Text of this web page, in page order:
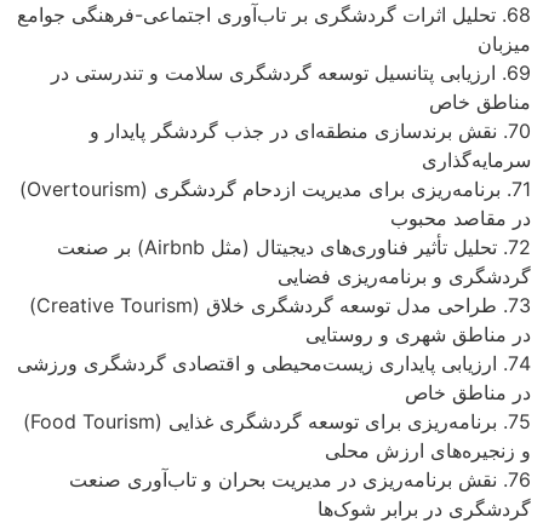
68. تحلیل اثرات گردشگری بر تاب‌آوری اجتماعی-فرهنگی جوامع
میزبان
69. ارزیابی پتانسیل توسعه گردشگری سلامت و تندرستی در
مناطق خاص
70. نقش برندسازی منطقه‌ای در جذب گردشگر پایدار و
سرمایه‌گذاری
71. برنامه‌ریزی برای مدیریت ازدحام گردشگری (Overtourism)
در مقاصد محبوب
72. تحلیل تأثیر فناوری‌های دیجیتال (مثل Airbnb) بر صنعت
گردشگری و برنامه‌ریزی فضایی
73. طراحی مدل توسعه گردشگری خلاق (Creative Tourism)
در مناطق شهری و روستایی
74. ارزیابی پایداری زیست‌محیطی و اقتصادی گردشگری ورزشی
در مناطق خاص
75. برنامه‌ریزی برای توسعه گردشگری غذایی (Food Tourism)
و زنجیره‌های ارزش محلی
76. نقش برنامه‌ریزی در مدیریت بحران و تاب‌آوری صنعت
گردشگری در برابر شوک‌ها